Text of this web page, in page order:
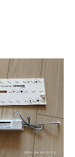
행형'인 지역들
2018년 1월까
보이기 시작했
리인상에 따른 금
장은 큰 폭의 하
. 그..